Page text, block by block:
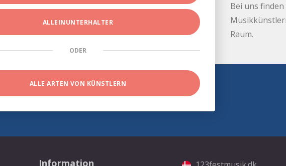
ALLEINUNTERHALTER
ODER
ALLE ARTEN VON KÜNSTLERN
Bei uns
Raum.
Information